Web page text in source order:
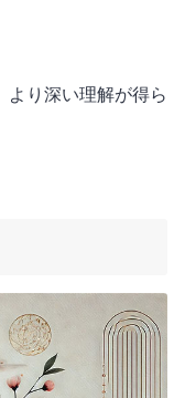
より深い理解が得ら